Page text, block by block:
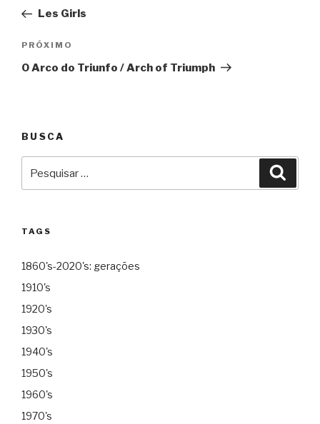
Post
Les Girls
Próximo
PRÓXIMO
O Arco do Triunfo / Arch of Triumph
BUSCA
TAGS
1860's-2020's: gerações
1910's
1920's
1930's
1940's
1950's
1960's
1970's